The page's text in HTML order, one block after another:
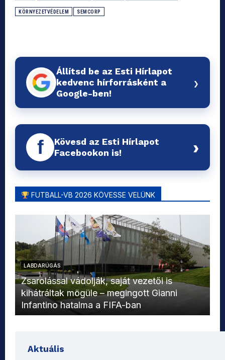
KÖRNYEZETVÉDELEM SEMCORP
Állítsd be az Esti Hírlapot
kedvenc hírforrásként a
Google-ben!
›
f
Kövesd az Esti Hírlapot
Facebookon is!
›
FUTBALL-VB 2026 KÖVESSE VELÜNK
LABDARÚGÁS
Zsarolással vádolják, saját vezetői is
kihátráltak mögüle – megingott Gianni
Infantino hatalma a FIFA-ban
Aktuális